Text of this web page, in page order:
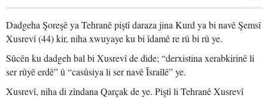
Dadgeha Şoreşê ya Tehranê piştî daraza jina Kurd ya bi navê Şemsî
Xusrevî (44) kir, niha xwuyaye ku bi îdamê re rû bi rû ye.
Sûcên ku dadgeh bal bi Xusrevî de dide; “derxistina xerabkirinê li
ser rûyê erdê” û “casûsiya li ser navê Îsraîlê” ye.
Xusrevî, niha di zîndana Qarçak de ye. Piştî li Tehranê Xusrevî